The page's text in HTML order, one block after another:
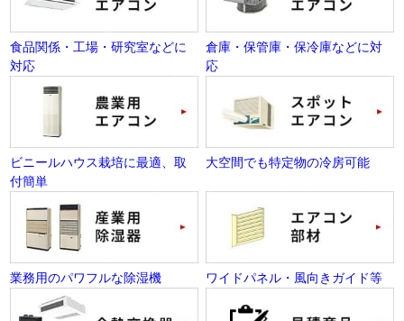
食品関係・工場・研究室などに
対応
倉庫・保管庫・保冷庫などに対
応
ビニールハウス栽培に最適、取
付簡単
大空間でも特定物の冷房可能
業務用のパワフルな除湿機 ワイドパネル・風向きガイド等